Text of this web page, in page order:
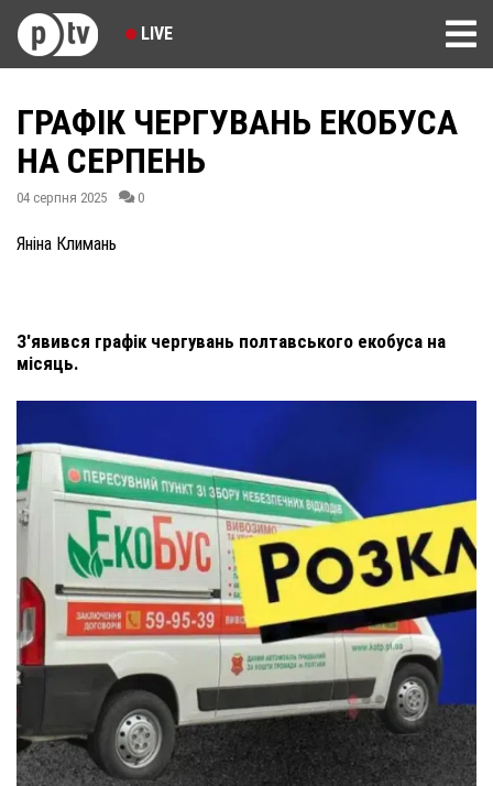
LIVE
ГРАФІК ЧЕРГУВАНЬ ЕКОБУСА
НА СЕРПЕНЬ
04 серпня 2025 0
Яніна Климань
З'явився графік чергувань полтавського екобуса на
місяць.